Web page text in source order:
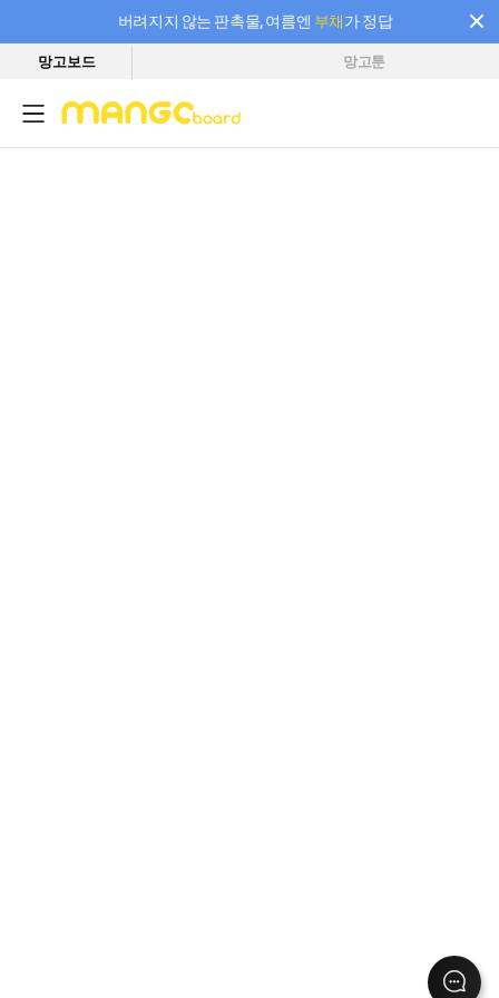
버려지지 않는 판촉물, 여름엔 부채가 정답
필요한 만큼 충전하고 끊김 없이 작업하세요! 새로워진 AI 부스터 요금제
망고보드 망고툰